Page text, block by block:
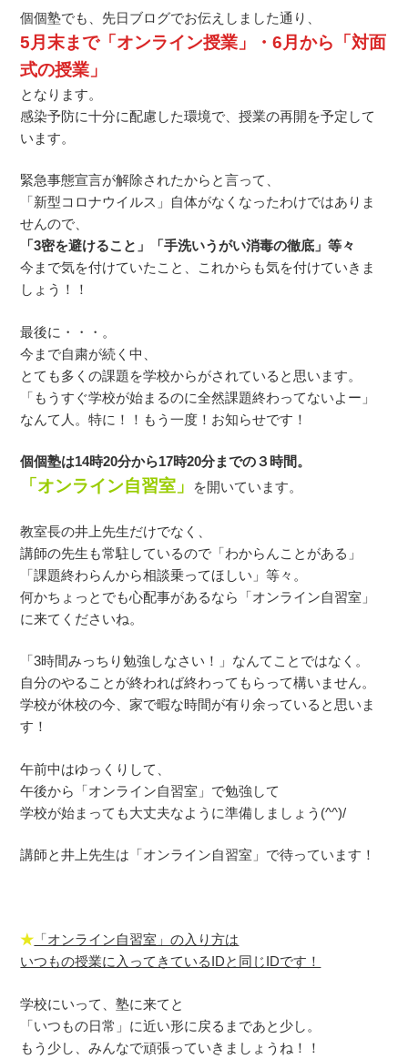
個個塾でも、先日ブログでお伝えしました通り、
5月末まで「オンライン授業」・6月から「対面
式の授業」
となります。
感染予防に十分に配慮した環境で、授業の再開を予定して
います。
緊急事態宣言が解除されたからと言って、
「新型コロナウイルス」自体がなくなったわけではありま
せんので、
「3密を避けること」「手洗いうがい消毒の徹底」等々
今まで気を付けていたこと、これからも気を付けていきま
しょう！！
最後に・・・。
今まで自粛が続く中、
とても多くの課題を学校からがされていると思います。
「もうすぐ学校が始まるのに全然課題終わってないよー」
なんて人。特に！！もう一度！お知らせです！
個個塾は14時20分から17時20分までの３時間。
「オンライン自習室」 を開いています。
教室長の井上先生だけでなく、
講師の先生も常駐しているので「わからんことがある」
「課題終わらんから相談乗ってほしい」等々。
何かちょっとでも心配事があるなら「オンライン自習室」
に来てくださいね。
「3時間みっちり勉強しなさい！」なんてことではなく。
自分のやることが終われば終わってもらって構いません。
学校が休校の今、家で暇な時間が有り余っていると思いま
す！
午前中はゆっくりして、
午後から「オンライン自習室」で勉強して
学校が始まっても大丈夫なように準備しましょう(^^)/
講師と井上先生は「オンライン自習室」で待っています！
★ 「オンライン自習室」の入り方は
いつもの授業に入ってきているIDと同じIDです！
学校にいって、塾に来てと
「いつもの日常」に近い形に戻るまであと少し。
もう少し、みんなで頑張っていきましょうね！！